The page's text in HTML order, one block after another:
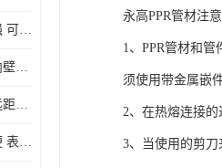
通信管总代理 抗变能力强 可耐强震 扭曲
惠城区永高电线管批发 内壁光滑 抗震性能好
东莞伟星电线管 可实现远距离通信 频率稳定性好
通信管道供应商 施工方便 表面电阻系数大
永高PPR管材注意
1、PPR管材和
须使用带金属嵌
2、在热熔连接
3、当使用的剪刀